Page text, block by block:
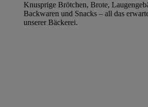
Knusprige Brötchen, Brote,
Backwaren und Snacks – all das
unserer Bäckerei.